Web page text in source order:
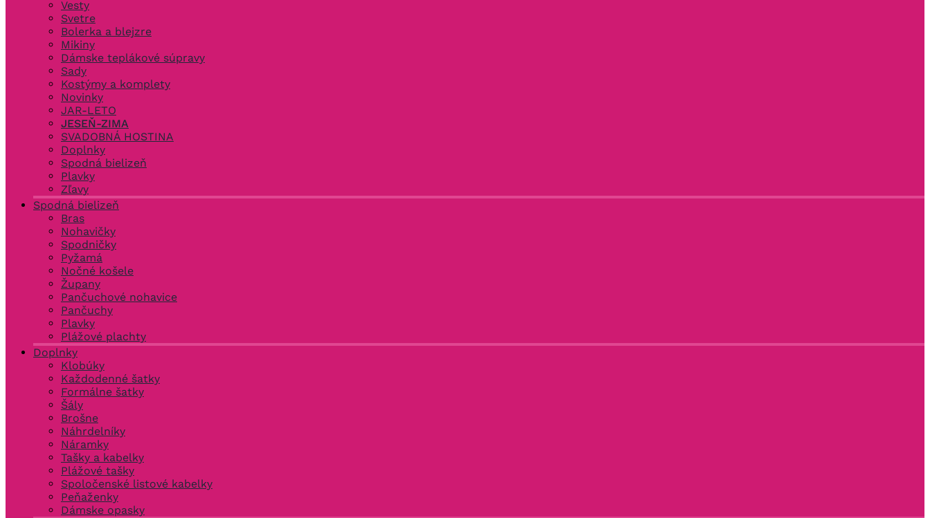
Vesty
Svetre
Bolerka a blejzre
Mikiny
Dámske teplákové súpravy
Sady
Kostýmy a komplety
Novinky
JAR-LETO
JESEŇ-ZIMA
SVADOBNÁ HOSTINA
Doplnky
Spodná bielizeň
Plavky
Zľavy
Spodná bielizeň
Bras
Nohavičky
Spodničky
Pyžamá
Nočné košele
Župany
Pančuchové nohavice
Pančuchy
Plavky
Plážové plachty
Doplnky
Klobúky
Každodenné šatky
Formálne šatky
Šály
Brošne
Náhrdelníky
Náramky
Tašky a kabelky
Plážové tašky
Spoločenské listové kabelky
Peňaženky
Dámske opasky